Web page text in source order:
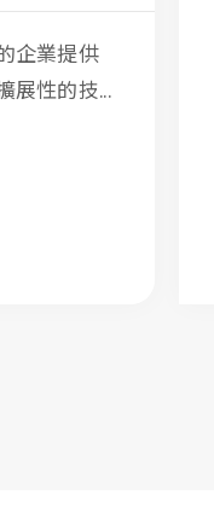
企業提供
展性的技...